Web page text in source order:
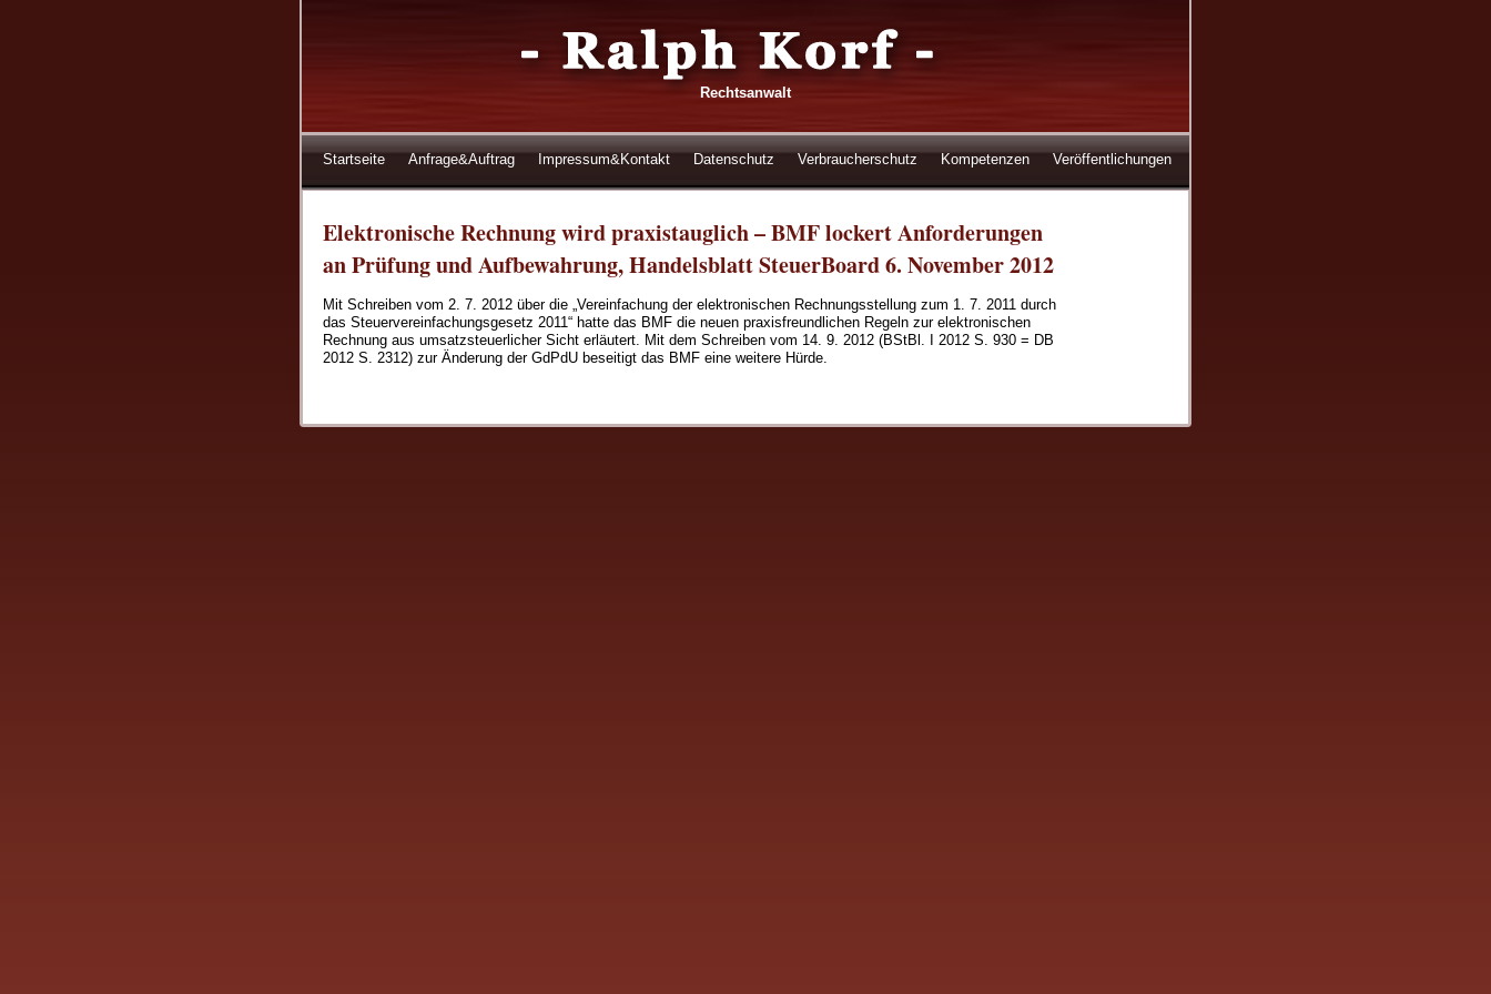
Rechtsanwalt
Startseite Anfrage&Auftrag Impressum&Kontakt Datenschutz Verbraucherschutz Kompetenzen Veröffentlichungen
Elektronische Rechnung wird praxistauglich – BMF lockert Anforderungen
an Prüfung und Aufbewahrung, Handelsblatt SteuerBoard 6. November 2012
Mit Schreiben vom 2. 7. 2012 über die „Vereinfachung der elektronischen Rechnungsstellung zum 1. 7. 2011 durch
das Steuervereinfachungsgesetz 2011“ hatte das BMF die neuen praxisfreundlichen Regeln zur elektronischen
Rechnung aus umsatzsteuerlicher Sicht erläutert. Mit dem Schreiben vom 14. 9. 2012 (BStBl. I 2012 S. 930 = DB
2012 S. 2312) zur Änderung der GdPdU beseitigt das BMF eine weitere Hürde.